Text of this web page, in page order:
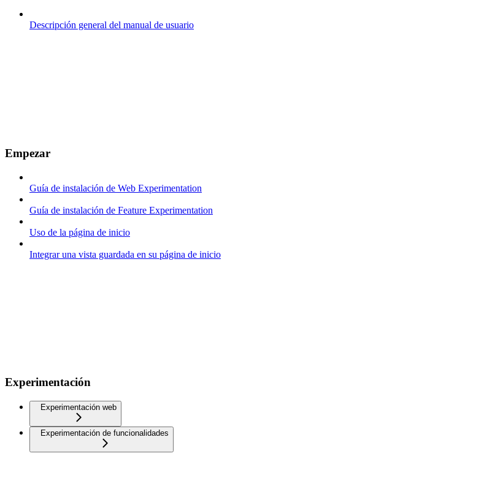
Descripción general del manual de usuario
Empezar
Guía de instalación de Web Experimentation
Guía de instalación de Feature Experimentation
Uso de la página de inicio
Integrar una vista guardada en su página de inicio
Experimentación
Experimentación web
Experimentación de funcionalidades